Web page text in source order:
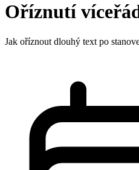
Oříznutí
Jak oříznout dlouhý text po